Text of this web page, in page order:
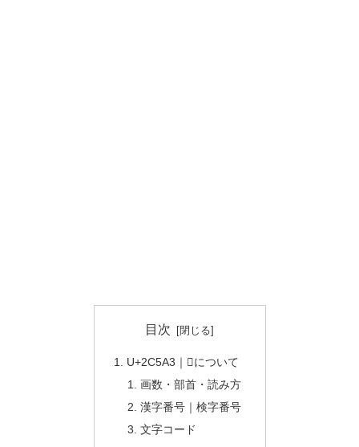
目次
U+2C5A3｜𬖣について
画数・部首・読み方
漢字番号｜検字番号
文字コード